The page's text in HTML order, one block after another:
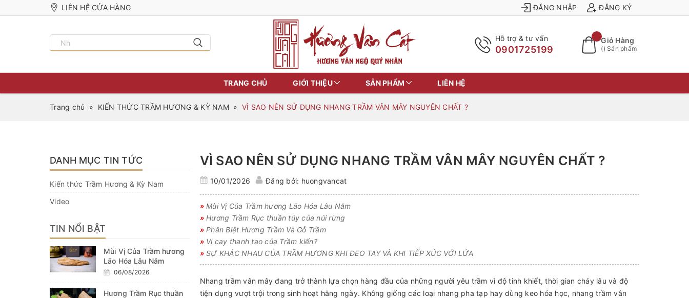
LIÊN HỆ CỬA HÀNG ĐĂNG NHẬP ĐĂNG KÝ
Hỗ trợ & tư vấn
0901725199
Giỏ Hàng
() Sản phẩm
TRANG CHỦ GIỚI THIỆU SẢN PHẨM LIÊN HỆ
Trang chủ » KIẾN THỨC TRẦM HƯƠNG & KỲ NAM » VÌ SAO NÊN SỬ DỤNG NHANG TRẦM VÂN MÂY NGUYÊN CHẤT ?
VÌ SAO NÊN SỬ DỤNG NHANG TRẦM VÂN MÂY NGUYÊN CHẤT ?
10/01/2026 Đăng bởi: huongvancat
»Mùi Vị Của Trầm hương Lão Hóa Lâu Năm
»Hương Trầm Rục thuần túy của núi rừng
»Phân Biệt Hương Trầm Và Gỗ Trầm
»Vị cay thanh tao của Trầm kiến?
»SỰ KHÁC NHAU CỦA TRẦM HƯƠNG KHI ĐEO TAY VÀ KHI TIẾP XÚC VỚI LỬA
Nhang trầm vân mây đang trở thành lựa chọn hàng đầu của những người yêu trầm vì độ tinh khiết, thời gian cháy lâu và độ
tiện dụng vượt trội trong sinh hoạt hằng ngày. Không giống các loại nhang pha tạp hay dùng keo hóa học, nhang trầm vân
DANH MỤC TIN TỨC
Kiến thức Trầm Hương & Kỳ Nam
Video
TIN NỔI BẬT
Mùi Vị Của Trầm hương
Lão Hóa Lâu Năm
06/08/2026
Hương Trầm Rục thuần